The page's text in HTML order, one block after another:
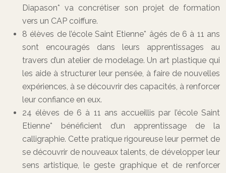
Diapason* va concrétiser son projet de formation
vers un CAP coiffure.
8 élèves de l’école Saint Etienne* âgés de 6 à 11 ans
sont encouragés dans leurs apprentissages au
travers d’un atelier de modelage. Un art plastique qui
les aide à structurer leur pensée, à faire de nouvelles
expériences, à se découvrir des capacités, à renforcer
leur confiance en eux.
24 élèves de 6 à 11 ans accueillis par l’école Saint
Etienne* bénéficient d’un apprentissage de la
calligraphie. Cette pratique rigoureuse leur permet de
se découvrir de nouveaux talents, de développer leur
sens artistique, le geste graphique et de renforcer